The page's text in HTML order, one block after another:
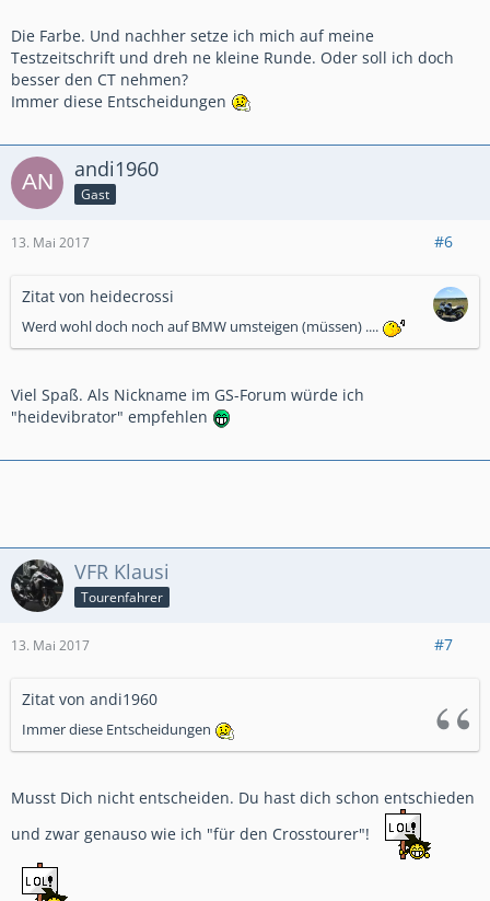
Die Farbe. Und nachher setze ich mich auf meine
Testzeitschrift und dreh ne kleine Runde. Oder soll ich doch
besser den CT nehmen?
Immer diese Entscheidungen
andi1960
Gast
13. Mai 2017 #6
Zitat von heidecrossi
Werd wohl doch noch auf BMW umsteigen (müssen) ....
Viel Spaß. Als Nickname im GS-Forum würde ich
"heidevibrator" empfehlen
VFR Klausi
Tourenfahrer
13. Mai 2017 #7
Zitat von andi1960
Immer diese Entscheidungen
Musst Dich nicht entscheiden. Du hast dich schon entschieden
und zwar genauso wie ich "für den Crosstourer"!